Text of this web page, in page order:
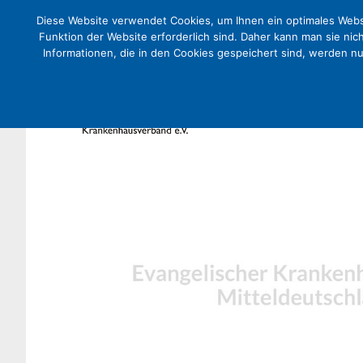
Diese Website verwendet Cookies, um Ihnen ein optimales
Funktion der Website erforderlich sind. Daher kann man sie
Informationen, die in den Cookies gespeichert sind, werden